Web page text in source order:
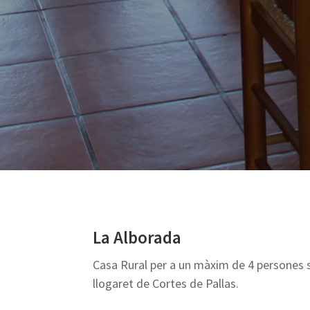
La Alborada
Casa Rural per a un màxim de 4
llogaret de Cortes de Pallas.